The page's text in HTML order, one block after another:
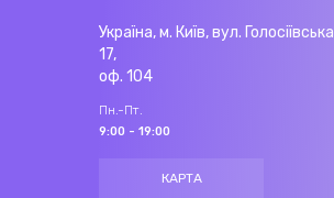
Україна, м. Київ, вул. Голосіївська
17,
оф. 104
Пн.-Пт.
9:00 - 19:00
КАРТА